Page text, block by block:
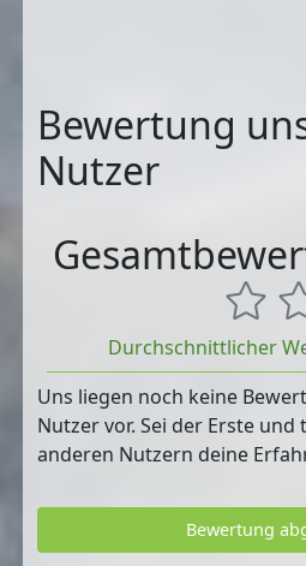
Bewertung
Nutzer
Durchschnittlicher
Uns liegen noch keine
Nutzer vor. Sei der Erste und
anderen Nutzern deine
Bewertung